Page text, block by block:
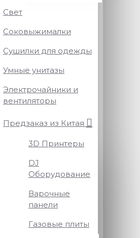
Свет
Соковыжималки
Сушилки для одежды
Умные унитазы
Электрочайники и
вентиляторы
Предзаказ из Китая
3D Принтеры
DJ
Оборудование
Варочные
панели
Газовые плиты